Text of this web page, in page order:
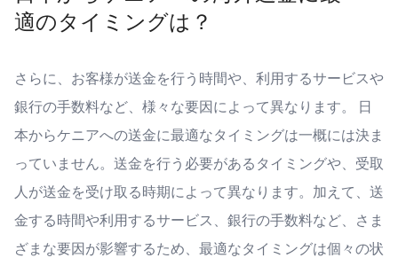
適のタイミングは？
さらに、お客様が送金を行う時間や、利用するサービスや
銀行の手数料など、様々な要因によって異なります。 日
本からケニアへの送金に最適なタイミングは一概には決ま
っていません。送金を行う必要があるタイミングや、受取
人が送金を受け取る時期によって異なります。加えて、送
金する時間や利用するサービス、銀行の手数料など、さま
ざまな要因が影響するため、最適なタイミングは個々の状